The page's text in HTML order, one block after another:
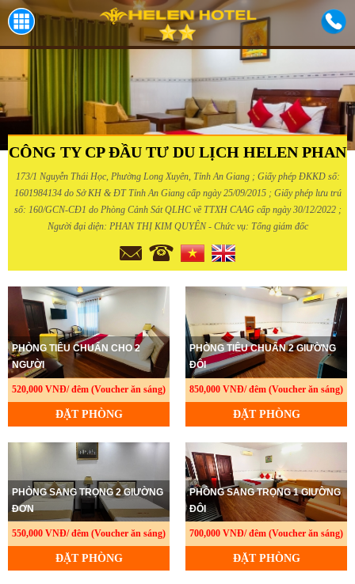
CÔNG TY CP ĐẦU TƯ DU LỊCH HELEN PHAN
173/1 Nguyễn Thái Học, Phường Long Xuyên, Tỉnh An Giang ; Giấy phép ĐKKD số:
1601984134 do Sở KH & ĐT Tỉnh An Giang cấp ngày 25/09/2015 ; Giấy phép lưu trú
số: 160/GCN-CĐ1 do Phòng Cảnh Sát QLHC về TTXH CAAG cấp ngày 30/12/2022 ;
Người đại diện: PHAN THỊ KIM QUYÊN - Chức vụ: Tổng giám đốc
PHÒNG TIÊU CHUẨN CHO 2
NGƯỜI
520,000 VNĐ/ đêm (Voucher ăn sáng)
ĐẶT PHÒNG
PHÒNG TIÊU CHUẨN 2 GIƯỜNG
ĐÔI
850,000 VNĐ/ đêm (Voucher ăn sáng)
ĐẶT PHÒNG
PHÒNG SANG TRỌNG 2 GIƯỜNG
ĐƠN
550,000 VNĐ/ đêm (Voucher ăn sáng)
ĐẶT PHÒNG
PHÒNG SANG TRỌNG 1 GIƯỜNG
ĐÔI
700,000 VNĐ/ đêm (Voucher ăn sáng)
ĐẶT PHÒNG